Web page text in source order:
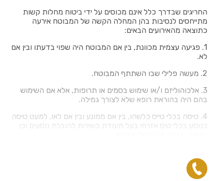
החריגים שבדרך כלל אינם מכוסים על ידי ביטוח מחלות קשות
מתייחסים לנסיבות בהן המחלה הקשה של המבוטח אירעה
כתוצאה מהאירועים הבאים:
1. פגיעה עצמית מכוונת, בין אם המבוטח היה שפוי בדעתו ובין אם
לא.
2. מעשה פלילי שבו השתתף המבוטח.
3. אלכוהוליזם ו/או שימוש בסמים או תרופות, אלא אם השימוש
בהם היה בהוראת רופא שלא לצורך גמילה.
4. טיסה בכלי טייס כלשהו, בין אם ממונע ובין אם לאו, למעט טיסה
כנוסע בכלי טיס אזרחי בעל תעודת כשירות להובלת נוסעים וכן
בפעולות צבאיות וזאת בתנאי שהמבוטח זכאי לפיצוי מגורם
ממשלתי עקב קרות המקרה.